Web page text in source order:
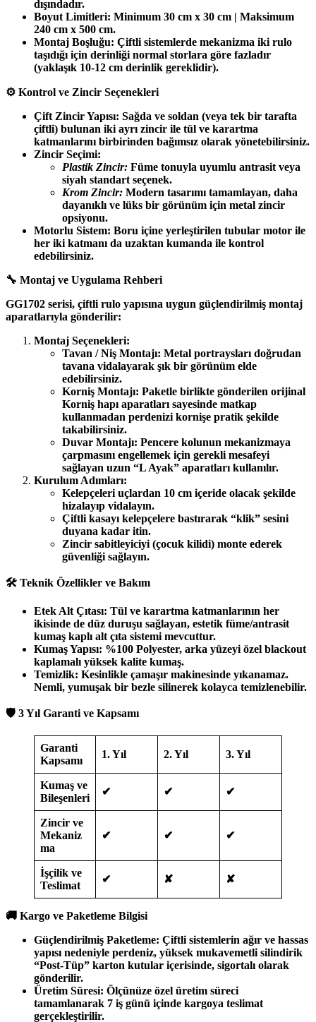
dışındadır.
Boyut Limitleri: Minimum 30 cm x 30 cm | Maksimum
240 cm x 500 cm.
Montaj Boşluğu: Çiftli sistemlerde mekanizma iki rulo
taşıdığı için derinliği normal storlara göre fazladır
(yaklaşık 10-12 cm derinlik gereklidir).
⚙️ Kontrol ve Zincir Seçenekleri
Çift Zincir Yapısı: Sağda ve soldan (veya tek bir tarafta
çiftli) bulunan iki ayrı zincir ile tül ve karartma
katmanlarını birbirinden bağımsız olarak yönetebilirsiniz.
Zincir Seçimi:
Plastik Zincir: Füme tonuyla uyumlu antrasit veya
siyah standart seçenek.
Krom Zincir: Modern tasarımı tamamlayan, daha
dayanıklı ve lüks bir görünüm için metal zincir
opsiyonu.
Motorlu Sistem: Boru içine yerleştirilen tubular motor ile
her iki katmanı da uzaktan kumanda ile kontrol
edebilirsiniz.
🔧 Montaj ve Uygulama Rehberi
GG1702 serisi, çiftli rulo yapısına uygun güçlendirilmiş montaj
aparatlarıyla gönderilir:
Montaj Seçenekleri:
Tavan / Niş Montajı: Metal portraysları doğrudan
tavana vidalayarak şık bir görünüm elde
edebilirsiniz.
Korniş Montajı: Paketle birlikte gönderilen orijinal
Korniş hapı aparatları sayesinde matkap
kullanmadan perdenizi kornişe pratik şekilde
takabilirsiniz.
Duvar Montajı: Pencere kolunun mekanizmaya
çarpmasını engellemek için gerekli mesafeyi
sağlayan uzun “L Ayak” aparatları kullanılır.
Kurulum Adımları:
Kelepçeleri uçlardan 10 cm içeride olacak şekilde
hizalayıp vidalayın.
Çiftli kasayı kelepçelere bastırarak “klik” sesini
duyana kadar itin.
Zincir sabitleyiciyi (çocuk kilidi) monte ederek
güvenliği sağlayın.
🛠️ Teknik Özellikler ve Bakım
Etek Alt Çıtası: Tül ve karartma katmanlarının her
ikisinde de düz duruşu sağlayan, estetik füme/antrasit
kumaş kaplı alt çıta sistemi mevcuttur.
Kumaş Yapısı: %100 Polyester, arka yüzeyi özel blackout
kaplamalı yüksek kalite kumaş.
Temizlik: Kesinlikle çamaşır makinesinde yıkanamaz.
Nemli, yumuşak bir bezle silinerek kolayca temizlenebilir.
🛡️ 3 Yıl Garanti ve Kapsamı
Garanti
Kapsamı
1. Yıl 2. Yıl 3. Yıl
Kumaş ve
Bileşenleri
✔ ✔ ✔
Zincir ve
Mekaniz
ma
✔ ✔ ✔
İşçilik ve
Teslimat
✔ ✘ ✘
🚚 Kargo ve Paketleme Bilgisi
Güçlendirilmiş Paketleme: Çiftli sistemlerin ağır ve hassas
yapısı nedeniyle perdeniz, yüksek mukavemetli silindirik
“Post-Tüp” karton kutular içerisinde, sigortalı olarak
gönderilir.
Üretim Süresi: Ölçünüze özel üretim süreci
tamamlanarak 7 iş günü içinde kargoya teslimat
gerçekleştirilir.